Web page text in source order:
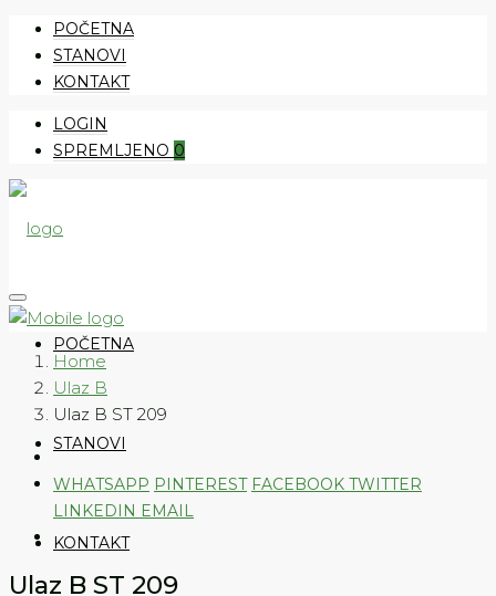
POČETNA
STANOVI
KONTAKT
LOGIN
SPREMLJENO 0
POČETNA
STANOVI
KONTAKT
Home
Ulaz B
Ulaz B ST 209
WHATSAPP PINTEREST FACEBOOK TWITTER
LINKEDIN EMAIL
Ulaz B ST 209